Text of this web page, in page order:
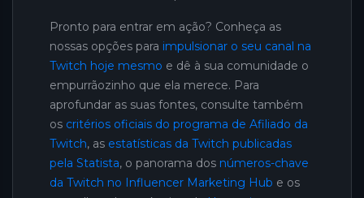
Pronto para entrar em ação? Conheça as
nossas opções para impulsionar o seu canal na
Twitch hoje mesmo e dê à sua comunidade o
empurrãozinho que ela merece. Para
aprofundar as suas fontes, consulte também
os critérios oficiais do programa de Afiliado da
Twitch, as estatísticas da Twitch publicadas
pela Statista, o panorama dos números-chave
da Twitch no Influencer Marketing Hub e os